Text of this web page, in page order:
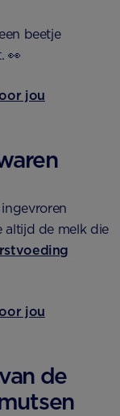
beetje
👀
jou
altijd de melk die
jou
de